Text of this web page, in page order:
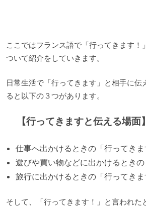
ここではフランス語で「行ってきます！
ついて紹介をしていきます。
日常生活で「行ってきます」と相手に伝
ると以下の３つがあります。
【行ってきますと伝える場面】
仕事へ出かけるときの「行ってきま
遊びや買い物などに出かけるときの
旅行に出かけるときの「行ってきま
そして、「行ってきます！」と言われた